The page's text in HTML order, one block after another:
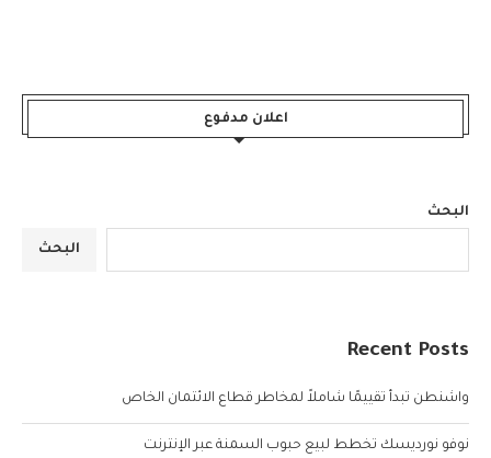
اعلان مدفوع
البحث
البحث
Recent Posts
واشنطن تبدأ تقييمًا شاملاً لمخاطر قطاع الائتمان الخاص
نوفو نورديسك تخطط لبيع حبوب السمنة عبر الإنترنت